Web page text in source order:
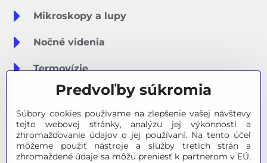
Mikroskopy a lupy
Nočné videnia
Termovízie
Meteostanice
Značky
Výpredaj
Predvoľby súkromia
Súbory cookies používame na zlepšenie vašej návštevy
tejto webovej stránky, analýzu jej výkonnosti a
zhromažďovanie údajov o jej používaní. Na tento účel
môžeme použiť nástroje a služby tretích strán a
zhromaždené údaje sa môžu preniesť k partnerom v EÚ,